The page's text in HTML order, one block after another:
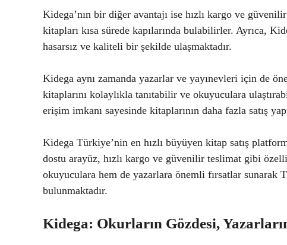
Kidega’nın bir diğer avantajı ise hızlı kargo ve
kitapları kısa sürede kapılarında bulabilirler. Ayrıca,
hasarsız ve kaliteli bir şekilde ulaşmaktadır.
Kidega aynı zamanda yazarlar ve yayınevleri için de
kitaplarını kolaylıkla tanıtabilir ve okuyuculara
erişim imkanı sayesinde kitaplarının daha fazla satış
Kidega Türkiye’nin en hızlı büyüyen kitap satış
dostu arayüz, hızlı kargo ve güvenilir teslimat gibi
okuyuculara hem de yazarlara önemli fırsatlar sunarak
bulunmaktadır.
Kidega: Okurların Gözdesi,